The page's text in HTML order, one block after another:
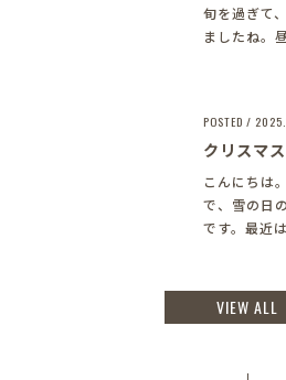
旬を過ぎて
ましたね。
POSTED /
クリスマ
こんにちは
で、雪の日
です。最近
VIEW ALL